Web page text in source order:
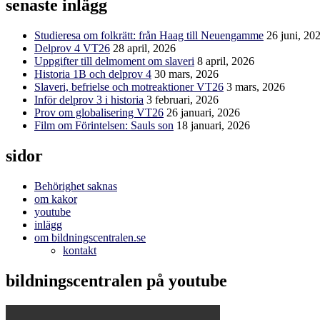
senaste inlägg
Studieresa om folkrätt: från Haag till Neuengamme 26 juni,
Delprov 4 VT26 28 april, 2026
Uppgifter till delmoment om slaveri 8 april, 2026
Historia 1B och delprov 4 30 mars, 2026
Slaveri, befrielse och motreaktioner VT26 3 mars, 2026
Inför delprov 3 i historia 3 februari, 2026
Prov om globalisering VT26 26 januari, 2026
Film om Förintelsen: Sauls son 18 januari, 2026
sidor
Behörighet saknas
om kakor
youtube
inlägg
om bildningscentralen.se
kontakt
bildningscentralen på youtube